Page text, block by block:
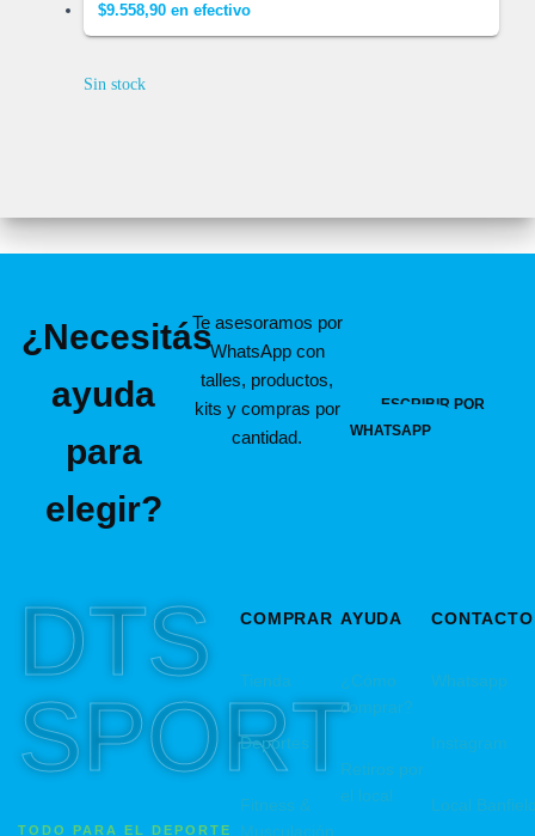
$9.558,90 en efectivo
Sin stock
¿Necesitás
ayuda
para
elegir?
Te asesoramos por
WhatsApp con
talles, productos,
kits y compras por
cantidad.
ESCRIBIR POR
WHATSAPP
DTS
SPORT
TODO PARA EL DEPORTE
COMPRAR
Tienda
Deportes
Fitness &
Musculación
AYUDA
¿Cómo
comprar?
Retiros por
el local
CONTACTO
Whatsapp
Instagram
Local